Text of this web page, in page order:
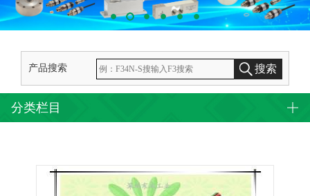
TAMAGAWA
产品搜索 搜索
分类栏目